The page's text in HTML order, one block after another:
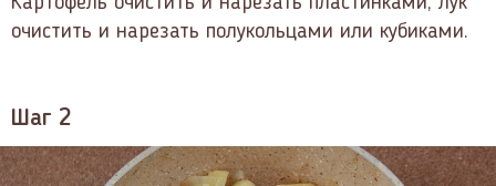
очистить и нарезать полукольцами или кубиками.
Шаг 2